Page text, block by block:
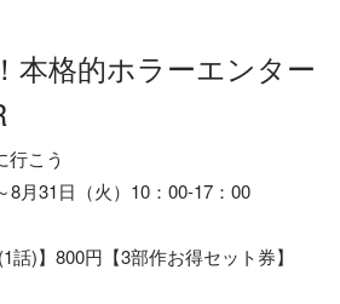
本格的ホラーエンター
行こう
8月31日（火）10：00-17：00
)】800円【3部作お得セット券】